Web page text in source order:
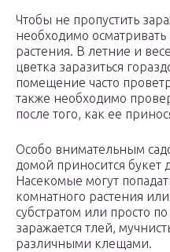
Чтобы не пропустить
необходимо
растения. В летние и
цветка заразиться
помещение часто
также необходимо
после того, как ее
Особо внимательным
домой приносится букет
Насекомые могут
комнатного растения
субстратом или просто
заражается тлей,
различными клещами.